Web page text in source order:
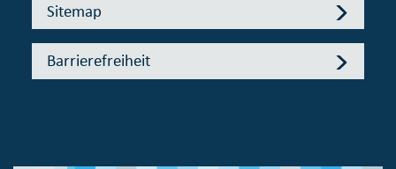
Sitemap
Barrierefreiheit